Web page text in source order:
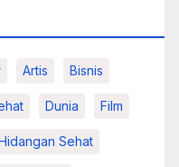
Artis Bisnis
Dunia Film
Sehat